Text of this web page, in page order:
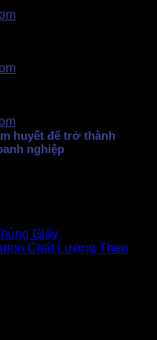
huyết để trở thành
nghiệp
Giấy
Chất Lượng Theo